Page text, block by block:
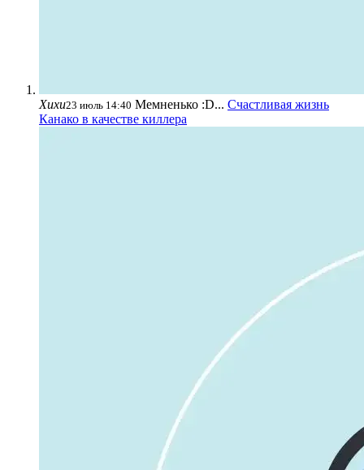
Хихи23 июль 14:40 Мемненько :D... Счастливая жизнь
Канако в качестве киллера